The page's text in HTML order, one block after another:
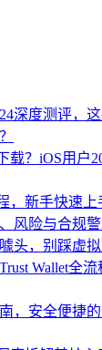
深度测评，
载？iOS用户
，新手快速
风险与合规
头，别踩虚
Wallet全
，安全便捷